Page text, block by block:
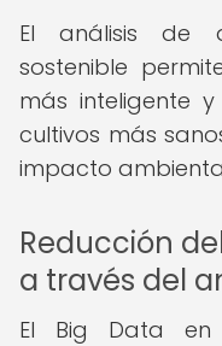
El análisis de
sostenible
más inteligente
cultivos más
impacto
Reducción
a través del
El Big Data en